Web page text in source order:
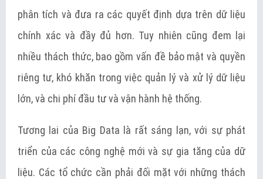
phân tích và đưa ra các quyết định dựa trên dữ liệu
chính xác và đầy đủ hơn. Tuy nhiên cũng đem lại
nhiều thách thức, bao gồm vấn đề bảo mật và quyền
riêng tư, khó khăn trong việc quản lý và xử lý dữ liệu
lớn, và chi phí đầu tư và vận hành hệ thống.
Tương lai của Big Data là rất sáng lạn, với sự phát
triển của các công nghệ mới và sự gia tăng của dữ
liệu. Các tổ chức cần phải đối mặt với những thách